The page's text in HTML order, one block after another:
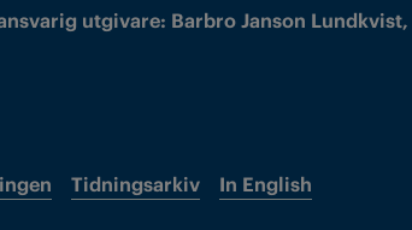
utgivare: Barbro Janson Lundkvist,
Tidningsarkiv In English